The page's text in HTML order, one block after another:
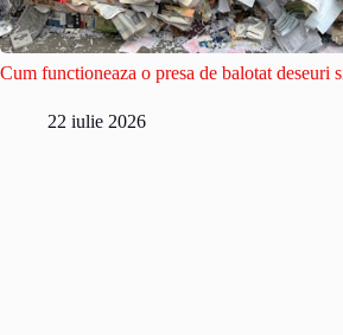
Cum functioneaza o presa de balotat deseuri
22 iulie 2026